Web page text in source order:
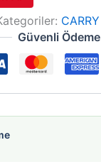
CARRY
Güvenli Ödeme